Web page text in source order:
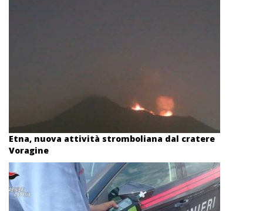
Etna, nuova attività stromboliana dal cratere
Voragine